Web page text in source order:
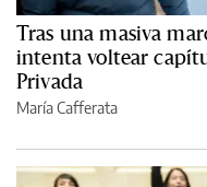
Tras una masiva
intenta voltear
Privada
María Cafferata